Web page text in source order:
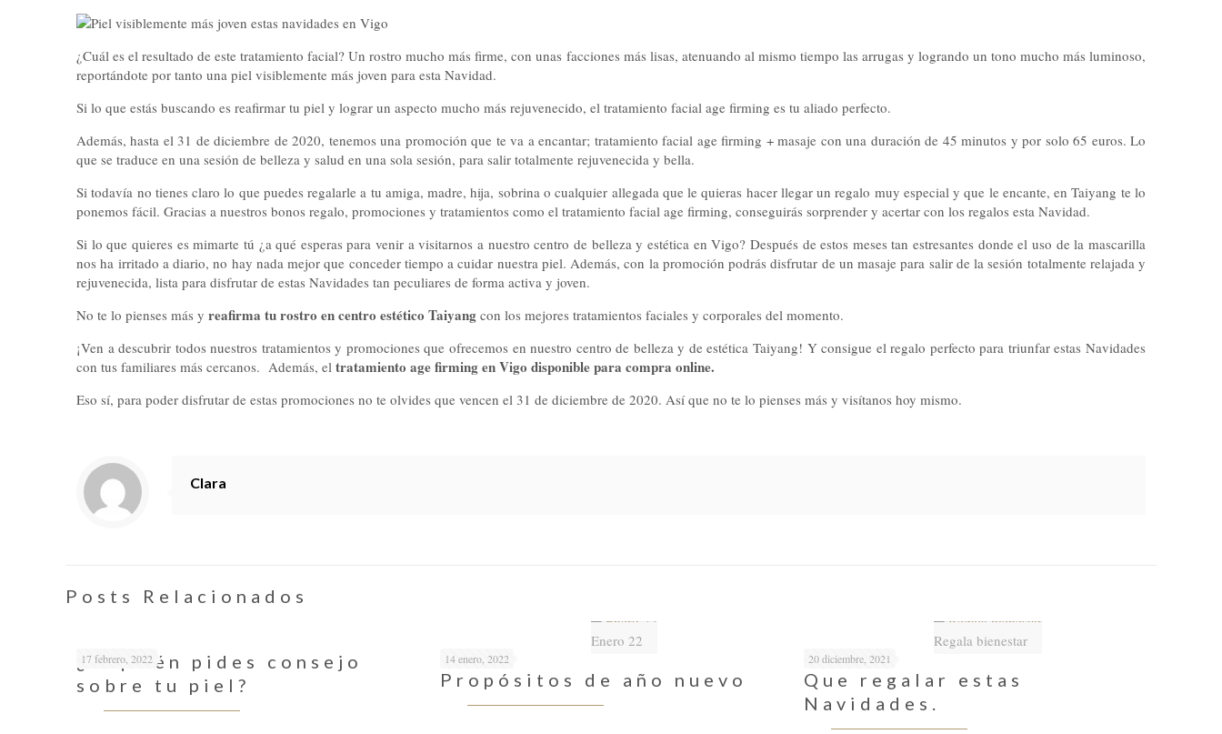
¿Cuál es el resultado de este tratamiento facial? Un rostro mucho más firme, con unas facciones más lisas, atenuando al mismo tiempo las arrugas y logrando un tono mucho más luminoso,
reportándote por tanto una piel visiblemente más joven para esta Navidad.
Si lo que estás buscando es reafirmar tu piel y lograr un aspecto mucho más rejuvenecido, el tratamiento facial age firming es tu aliado perfecto.
Además, hasta el 31 de diciembre de 2020, tenemos una promoción que te va a encantar; tratamiento facial age firming + masaje con una duración de 45 minutos y por solo 65 euros. Lo
que se traduce en una sesión de belleza y salud en una sola sesión, para salir totalmente rejuvenecida y bella.
Si todavía no tienes claro lo que puedes regalarle a tu amiga, madre, hija, sobrina o cualquier allegada que le quieras hacer llegar un regalo muy especial y que le encante, en Taiyang te lo
ponemos fácil. Gracias a nuestros bonos regalo, promociones y tratamientos como el tratamiento facial age firming, conseguirás sorprender y acertar con los regalos esta Navidad.
Si lo que quieres es mimarte tú ¿a qué esperas para venir a visitarnos a nuestro centro de belleza y estética en Vigo? Después de estos meses tan estresantes donde el uso de la mascarilla
nos ha irritado a diario, no hay nada mejor que conceder tiempo a cuidar nuestra piel. Además, con la promoción podrás disfrutar de un masaje para salir de la sesión totalmente relajada y
rejuvenecida, lista para disfrutar de estas Navidades tan peculiares de forma activa y joven.
No te lo pienses más y reafirma tu rostro en centro estético Taiyang con los mejores tratamientos faciales y corporales del momento.
¡Ven a descubrir todos nuestros tratamientos y promociones que ofrecemos en nuestro centro de belleza y de estética Taiyang! Y consigue el regalo perfecto para triunfar estas Navidades
con tus familiares más cercanos. Además, el tratamiento age firming en Vigo disponible para compra online.
Eso sí, para poder disfrutar de estas promociones no te olvides que vencen el 31 de diciembre de 2020. Así que no te lo pienses más y visítanos hoy mismo.
Clara
Posts Relacionados
17 febrero, 2022
¿A quién pides consejo
sobre tu piel?
Enero 22
14 enero, 2022
Propósitos de año nuevo
Regala bienestar
20 diciembre, 2021
Que regalar estas
Navidades.